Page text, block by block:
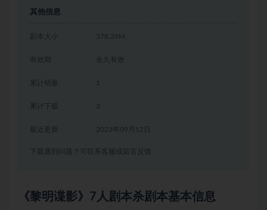
其他信息
剧本大小 378.29M
有效期 永久有效
累计销量 1
累计下载 3
2023年09月12日
下载遇到问题？可联系客服或留言反馈
《黎明谍影》7人剧本杀剧本基本信息